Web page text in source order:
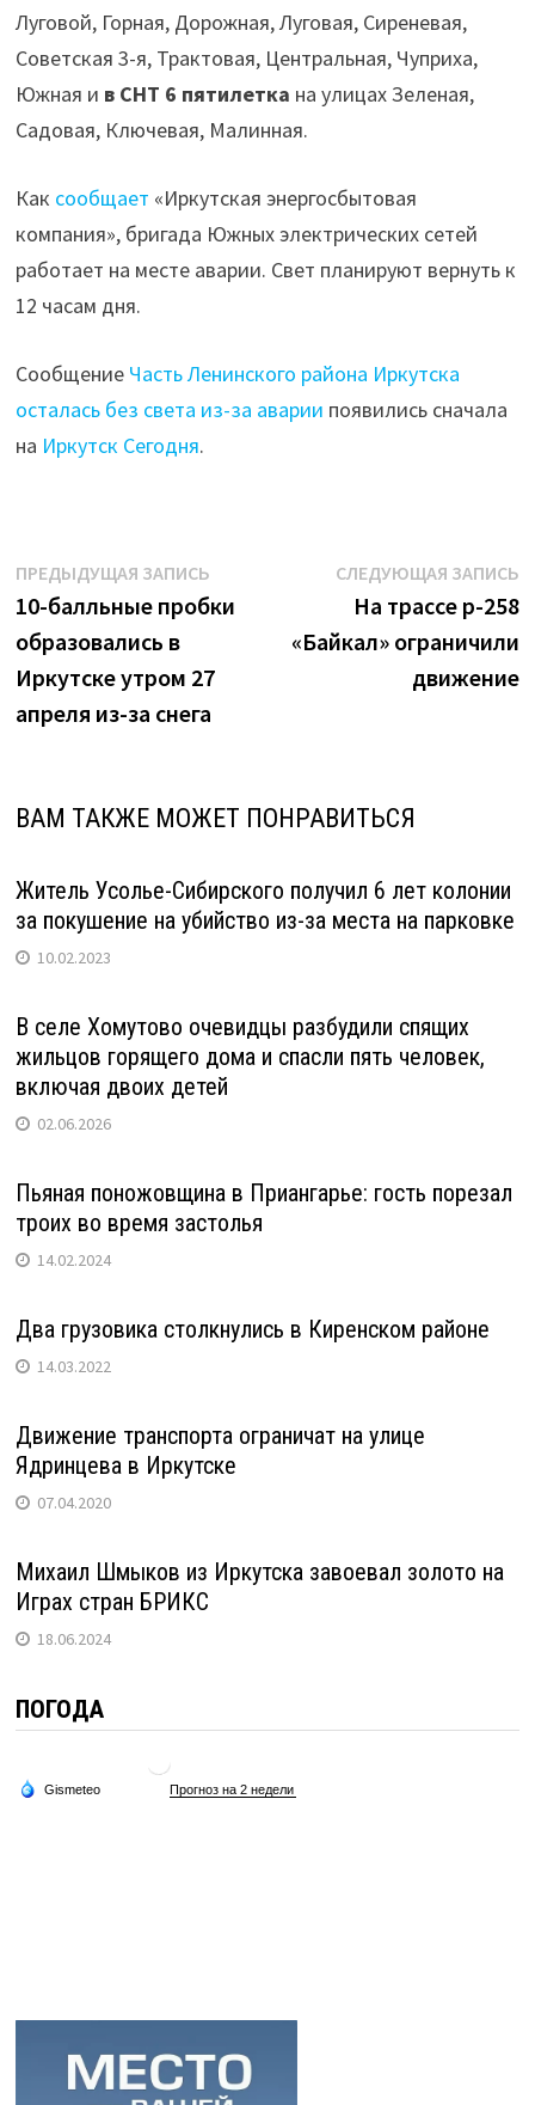
Луговой, Горная, Дорожная, Луговая, Сиреневая,
Советская 3-я, Трактовая, Центральная, Чуприха,
Южная и в СНТ 6 пятилетка на улицах Зеленая,
Садовая, Ключевая, Малинная.
Как сообщает «Иркутская энергосбытовая
компания», бригада Южных электрических сетей
работает на месте аварии. Свет планируют вернуть к
12 часам дня.
Сообщение Часть Ленинского района Иркутска
осталась без света из-за аварии появились сначала
на Иркутск Сегодня.
Навигация
по
записям
ПРЕДЫДУЩАЯ ЗАПИСЬПредыдущая
запись:
10-балльные пробки
образовались в
Иркутске утром 27
апреля из-за снега
СЛЕДУЮЩАЯ ЗАПИСЬ
На трассе р-258
«Байкал» ограничили
движение
ВАМ ТАКЖЕ МОЖЕТ ПОНРАВИТЬСЯ
Житель Усолье-Сибирского получил 6 лет колонии
за покушение на убийство из-за места на парковке
10.02.2023
В селе Хомутово очевидцы разбудили спящих
жильцов горящего дома и спасли пять человек,
включая двоих детей
02.06.2026
Пьяная поножовщина в Приангарье: гость порезал
троих во время застолья
14.02.2024
Два грузовика столкнулись в Киренском районе
14.03.2022
Движение транспорта ограничат на улице
Ядринцева в Иркутске
07.04.2020
Михаил Шмыков из Иркутска завоевал золото на
Играх стран БРИКС
18.06.2024
ПОГОДА